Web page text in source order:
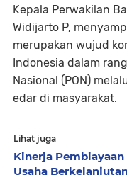
Kepala Perwakilan
Widijarto P,
merupakan wujud
Indonesia dalam
Nasional (PON)
edar di masyarakat.
Lihat juga
Kinerja
Usaha